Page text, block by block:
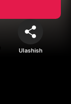
Ulashish3